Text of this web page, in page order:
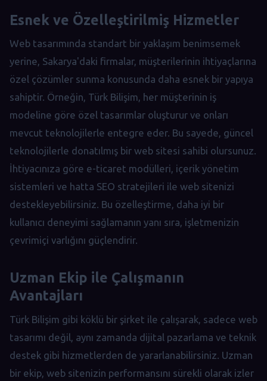
Esnek ve Özelleştirilmiş Hizmetler
Web tasarımında standart bir yaklaşım benimsemek
yerine, Sakarya'daki firmalar, müşterilerinin ihtiyaçlarına
özel çözümler sunma konusunda daha esnek bir yapıya
sahiptir. Örneğin, Türk Bilişim, her müşterinin iş
modeline göre özel tasarımlar oluşturur ve onları
mevcut teknolojilerle entegre eder. Bu sayede, güncel
teknolojilerle donatılmış bir web sitesi sahibi olursunuz.
İhtiyacınıza göre e-ticaret modülleri, içerik yönetim
sistemleri ve hatta SEO stratejileri ile web sitenizi
destekleyebilirsiniz. Bu özelleştirme, daha iyi bir
kullanıcı deneyimi sağlamanın yanı sıra, işletmenizin
çevrimiçi varlığını güçlendirir.
Uzman Ekip ile Çalışmanın
Avantajları
Türk Bilişim gibi köklü bir şirket ile çalışarak, sadece web
tasarımı değil, aynı zamanda dijital pazarlama ve teknik
destek gibi hizmetlerden de yararlanabilirsiniz. Uzman
bir ekip, web sitenizin performansını sürekli olarak izler